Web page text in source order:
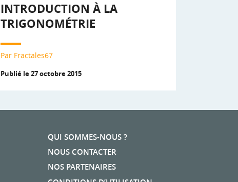
INTRODUCTION À LA
TRIGONOMÉTRIE
Par Fractales67
Publié le 27 octobre 2015
QUI SOMMES-NOUS ?
NOUS CONTACTER
NOS PARTENAIRES